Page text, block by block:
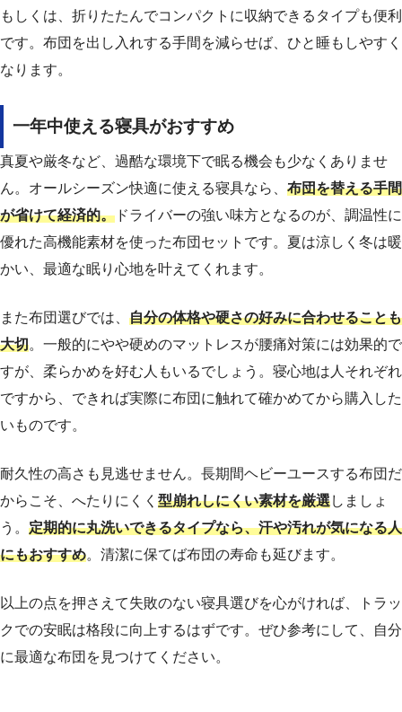
もしくは、折りたたんでコンパクトに収納できるタイプも便利
です。布団を出し入れする手間を減らせば、ひと睡もしやすく
なります。
一年中使える寝具がおすすめ
真夏や厳冬など、過酷な環境下で眠る機会も少なくありませ
ん。オールシーズン快適に使える寝具なら、 布団を替える手間
が省けて経済的。 ドライバーの強い味方となるのが、調温性に
優れた高機能素材を使った布団セットです。夏は涼しく冬は暖
かい、最適な眠り心地を叶えてくれます。
また布団選びでは、 自分の体格や硬さの好みに合わせることも
大切。一般的にやや硬めのマットレスが腰痛対策には効果的で
すが、柔らかめを好む人もいるでしょう。寝心地は人それぞれ
ですから、できれば実際に布団に触れて確かめてから購入した
いものです。
耐久性の高さも見逃せません。長期間ヘビーユースする布団だ
からこそ、へたりにくく 型崩れしにくい素材を厳選しましょ
う。 定期的に丸洗いできるタイプなら、汗や汚れが気になる人
にもおすすめ。清潔に保てば布団の寿命も延びます。
以上の点を押さえて失敗のない寝具選びを心がければ、トラッ
クでの安眠は格段に向上するはずです。ぜひ参考にして、自分
に最適な布団を見つけてください。